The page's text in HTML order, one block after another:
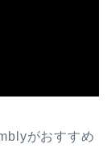
がおすすめ